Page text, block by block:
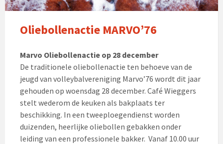
Oliebollenactie MARVO’76
Marvo Oliebollenactie op 28 december
De traditionele oliebollenactie ten behoeve van de
jeugd van volleybalvereniging Marvo’76 wordt dit jaar
gehouden op woensdag 28 december. Café Wieggers
stelt wederom de keuken als bakplaats ter
beschikking. In een tweeploegendienst worden
duizenden, heerlijke oliebollen gebakken onder
leiding van een professionele bakker. Vanaf 10.00 uur